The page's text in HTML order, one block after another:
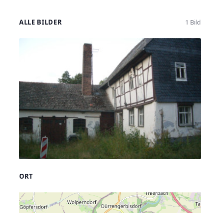
ALLE BILDER 1 Bild
ORT